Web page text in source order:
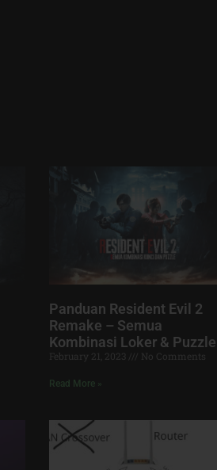
Panduan Resident Evil 2
Remake – Semua
Kombinasi Loker & Puzzle
February 21, 2023 No Comments
Read More »